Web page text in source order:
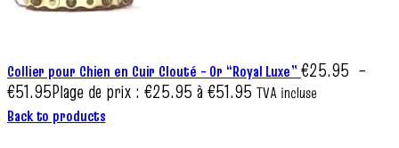
Collier pour Chien en Cuir Clouté – Or “Royal Luxe” €25.95 –
€51.95Plage de prix : €25.95 à €51.95 TVA incluse
Back to products